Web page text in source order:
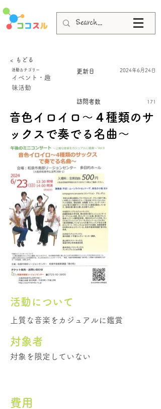
< もどる
活動カテゴリー
イベント・趣
味活動
更新日 2024年6月24日
訪問者数 171
音色イロイロ～４種類のサ
ックスで奏でる名曲～
活動について
上質な音楽をカジュアルに鑑賞
​対象者
対象を限定していない
費用